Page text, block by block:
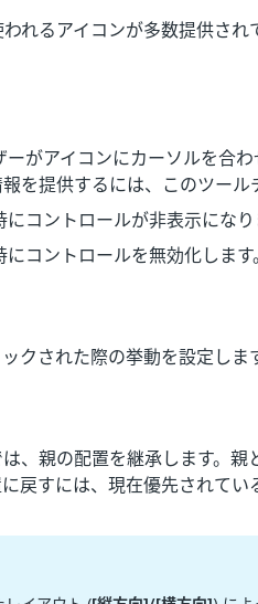
れるアイコンが多数提供され
ーがアイコンにカーソルを合
を提供するには、このツール
コントロールが非表示になり
コントロールを無効化します。
クされた際の挙動を設定しま
、親の配置を継承します。
戻すには、現在優先されて